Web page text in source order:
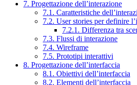
7. Progettazione dell’interazione
7.1. Caratteristiche
7.2. User stories per definire
7.2.1. Differenza tra
7.3. Flussi di interazione
7.4. Wireframe
7.5. Prototipi interattivi
8. Progettazione dell’interfaccia
8.1. Obiettivi dell’interfaccia
8.2. Elementi dell’interfaccia